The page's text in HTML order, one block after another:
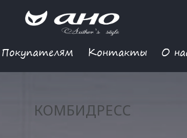
Покупателям Контакты О
КОМБИДРЕСС